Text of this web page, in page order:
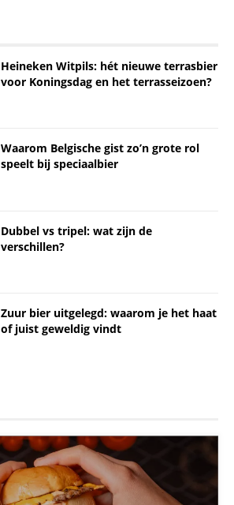
Heineken Witpils: hét nieuwe terrasbier
voor Koningsdag en het terrasseizoen?
Waarom Belgische gist zo’n grote rol
speelt bij speciaalbier
Dubbel vs tripel: wat zijn de
verschillen?
Zuur bier uitgelegd: waarom je het haat
of juist geweldig vindt